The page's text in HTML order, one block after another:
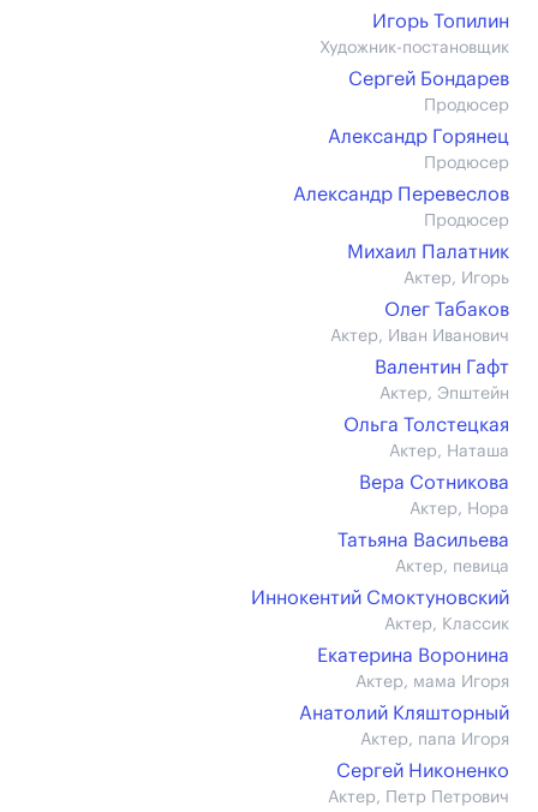
Игорь Топилин
Художник-постановщик
Сергей Бондарев
Продюсер
Александр Горянец
Продюсер
Александр Перевеслов
Продюсер
Михаил Палатник
Актер, Игорь
Олег Табаков
Актер, Иван Иванович
Валентин Гафт
Актер, Эпштейн
Ольга Толстецкая
Актер, Наташа
Вера Сотникова
Актер, Нора
Татьяна Васильева
Актер, певица
Иннокентий Смоктуновский
Актер, Классик
Екатерина Воронина
Актер, мама Игоря
Анатолий Кляшторный
Актер, папа Игоря
Сергей Никоненко
Актер, Петр Петрович